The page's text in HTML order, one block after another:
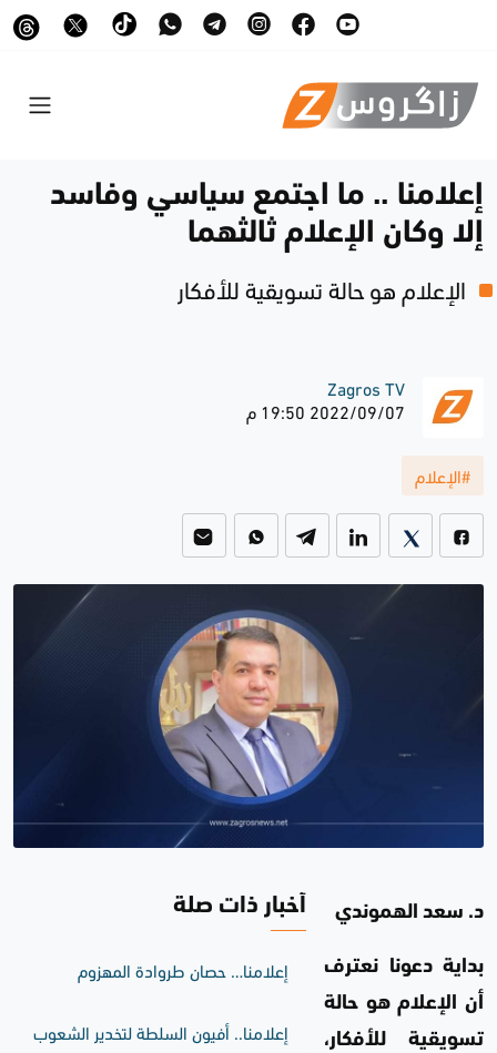
إعلامنا .. ما اجتمع سياسي وفاسد
إلا وكان الإعلام ثالثهما
الإعلام هو حالة تسويقية للأفكار
Zagros TV
2022/09/07 19:50 م
#الإعلام
أخبار ذات صلة
إعلامنا… حصان طروادة المهزوم
إعلامنا.. أفيون السلطة لتخدير الشعوب
د. سعد الهموندي
بداية دعونا نعترف
أن الإعلام هو حالة
تسويقية للأفكار،